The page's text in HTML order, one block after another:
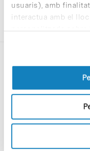
usuaris), amb
interactua amb el
personalitzada
pàgines visitades).
les cookies pot
C/Baldiri Reixac, 4-12 i
08028 Barcelona